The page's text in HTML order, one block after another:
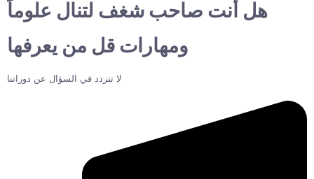
هل أنت صاحب شغف لتنال علوماً
ومهارات قل من يعرفها
لا تتردد في السؤال عن دوراتنا